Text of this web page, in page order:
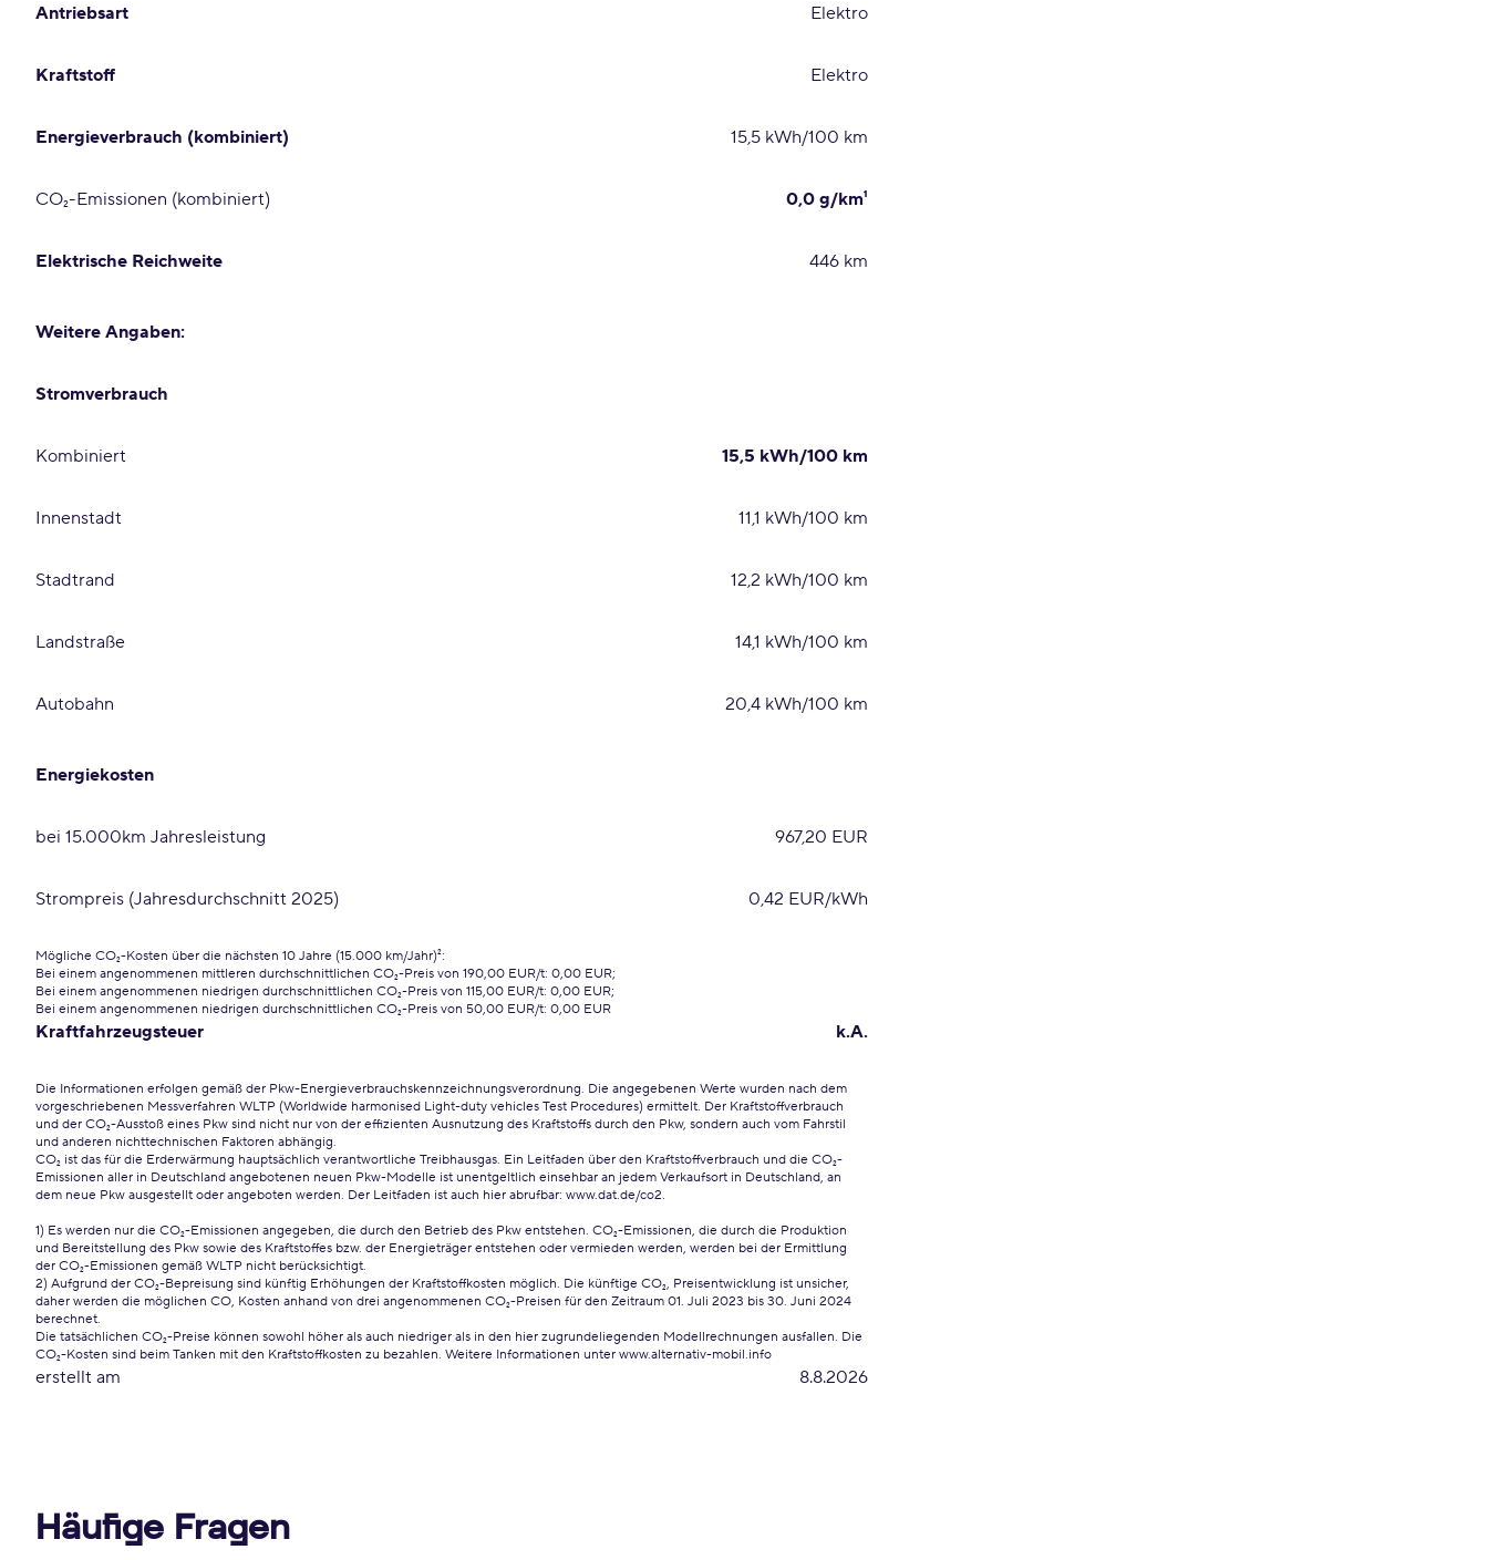
Antriebsart Elektro
Kraftstoff Elektro
Energieverbrauch (kombiniert) 15,5 kWh/100 km
CO₂-Emissionen (kombiniert) 0,0 g/km¹
Elektrische Reichweite 446 km
Weitere Angaben:
Stromverbrauch
Kombiniert 15,5 kWh/100 km
Innenstadt 11,1 kWh/100 km
Stadtrand 12,2 kWh/100 km
Landstraße 14,1 kWh/100 km
Autobahn 20,4 kWh/100 km
Energiekosten
bei 15.000km Jahresleistung 967,20 EUR
Strompreis (Jahresdurchschnitt 2025) 0,42 EUR/kWh
Mögliche CO₂-Kosten über die nächsten 10 Jahre (15.000 km/Jahr)²:
Bei einem angenommenen mittleren durchschnittlichen CO₂-Preis von 190,00 EUR/t: 0,00 EUR;
Bei einem angenommenen niedrigen durchschnittlichen CO₂-Preis von 115,00 EUR/t: 0,00 EUR;
Bei einem angenommenen niedrigen durchschnittlichen CO₂-Preis von 50,00 EUR/t: 0,00 EUR
Kraftfahrzeugsteuer k.A.
Die Informationen erfolgen gemäß der Pkw-Energieverbrauchskennzeichnungsverordnung. Die angegebenen Werte wurden nach dem
vorgeschriebenen Messverfahren WLTP (Worldwide harmonised Light-duty vehicles Test Procedures) ermittelt. Der Kraftstoffverbrauch
und der CO₂-Ausstoß eines Pkw sind nicht nur von der effizienten Ausnutzung des Kraftstoffs durch den Pkw, sondern auch vom Fahrstil
und anderen nichttechnischen Faktoren abhängig.
CO₂ ist das für die Erderwärmung hauptsächlich verantwortliche Treibhausgas. Ein Leitfaden über den Kraftstoffverbrauch und die CO₂-
Emissionen aller in Deutschland angebotenen neuen Pkw-Modelle ist unentgeltlich einsehbar an jedem Verkaufsort in Deutschland, an
dem neue Pkw ausgestellt oder angeboten werden. Der Leitfaden ist auch hier abrufbar: www.dat.de/co2.
1) Es werden nur die CO₂-Emissionen angegeben, die durch den Betrieb des Pkw entstehen. CO₂-Emissionen, die durch die Produktion
und Bereitstellung des Pkw sowie des Kraftstoffes bzw. der Energieträger entstehen oder vermieden werden, werden bei der Ermittlung
der CO₂-Emissionen gemäß WLTP nicht berücksichtigt.
2) Aufgrund der CO₂-Bepreisung sind künftig Erhöhungen der Kraftstoffkosten möglich. Die künftige CO₂, Preisentwicklung ist unsicher,
daher werden die möglichen CO, Kosten anhand von drei angenommenen CO₂-Preisen für den Zeitraum 01. Juli 2023 bis 30. Juni 2024
berechnet.
Die tatsächlichen CO₂-Preise können sowohl höher als auch niedriger als in den hier zugrundeliegenden Modellrechnungen ausfallen. Die
CO₂-Kosten sind beim Tanken mit den Kraftstoffkosten zu bezahlen. Weitere Informationen unter www.alternativ-mobil.info
erstellt am 8.8.2026
Häufige Fragen